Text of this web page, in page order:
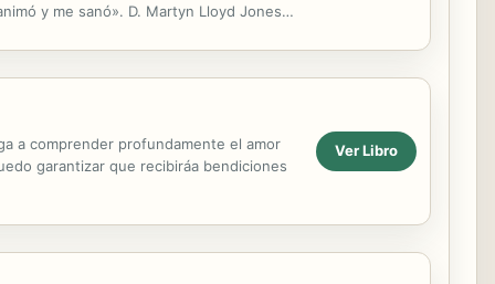
y me sanó». D. Martyn Lloyd Jones
a comprender profundamente el amor
garantizar que recibiráa bendiciones
Ver Libro